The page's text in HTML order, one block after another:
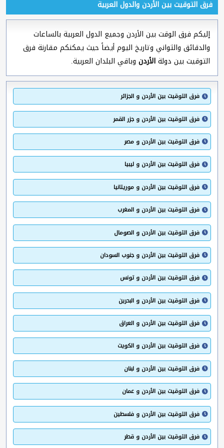
فرق التوقيت بين الأردن والدول العربية
إليكم فرق الوقت بين الأردن وجميع الدول العربية بالساعات
والدقائق والثواني وتاريخ اليوم أيضاً حيث يمكنكم مقارنة فرق
التوقيت بين دولةالأردن وباقي البلدان العربية.
فرق التوقيت بين الأردن و الجزائر
فرق التوقيت بين الأردن و جزر القمر
فرق التوقيت بين الأردن و مصر
فرق التوقيت بين الأردن و ليبيا
فرق التوقيت بين الأردن و موريتانيا
فرق التوقيت بين الأردن و المغرب
فرق التوقيت بين الأردن و الصومال
فرق التوقيت بين الأردن و جنوب السودان
فرق التوقيت بين الأردن و تونس
فرق التوقيت بين الأردن و البحرين
فرق التوقيت بين الأردن و العراق
فرق التوقيت بين الأردن و الكويت
فرق التوقيت بين الأردن و لبنان
فرق التوقيت بين الأردن و عمان
فرق التوقيت بين الأردن و فلسطين
فرق التوقيت بين الأردن و قطر